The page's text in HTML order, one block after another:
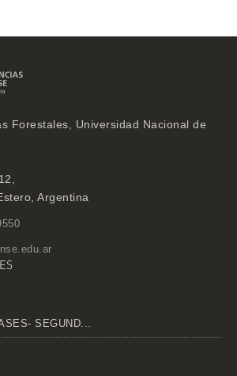
Forestales, Universidad Nacional de
Argentina
SEGUND...